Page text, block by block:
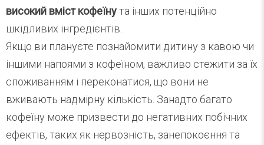
високий вміст кофеїнута інших потенційно
шкідливих інгредієнтів.
Якщо ви плануєте познайомити дитину з кавою чи
іншими напоями з кофеїном, важливо стежити за їх
споживанням і переконатися, що вони не
вживають надмірну кількість. Занадто багато
кофеїну може призвести до негативних побічних
ефектів, таких як нервозність, занепокоєння та